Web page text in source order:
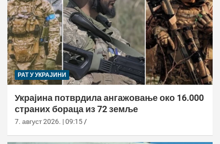
РАТ У УКРАЈИНИ
Украјина потврдила ангажовање око 16.000
страних бораца из 72 земље
7. август 2026. | 09:15